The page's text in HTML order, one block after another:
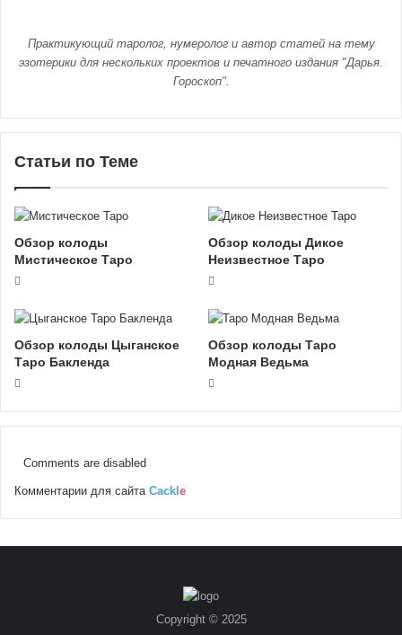
Практикующий таролог, нумеролог и автор статей на тему
эзотерики для нескольких проектов и печатного издания "Дарья.
Гороскоп".
Статьи по Теме
Обзор колоды
Мистическое Таро
Обзор колоды Дикое
Неизвестное Таро
Обзор колоды Цыганское
Таро Бакленда
Обзор колоды Таро
Модная Ведьма
Comments are disabled
Комментарии для сайта Cackl e
Copyright © 2025